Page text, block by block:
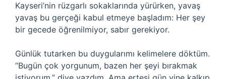
Kayseri’nin rüzgarlı sokaklarında yürürken, yavaş
yavaş bu gerçeği kabul etmeye başladım: Her şey
bir gecede öğrenilmiyor, sabır gerekiyor.
Günlük tutarken bu duygularımı kelimelere döktüm.
“Bugün çok yorgunum, bazen her şeyi bırakmak